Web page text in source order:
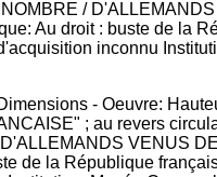
- Oeuvre:
; au revers
VENUS
de la République